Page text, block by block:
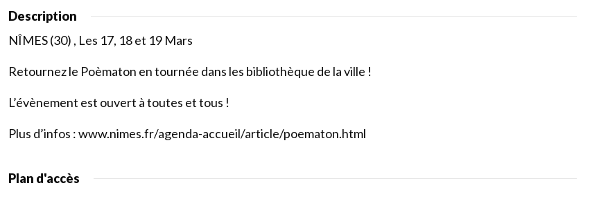
Description
NÎMES (30) , Les 17, 18 et 19 Mars
Retournez le Poèmaton en tournée dans les bibliothèque de la ville !
L’évènement est ouvert à toutes et tous !
Plus d’infos : www.nimes.fr/agenda-accueil/article/poematon.html
Plan d'accès